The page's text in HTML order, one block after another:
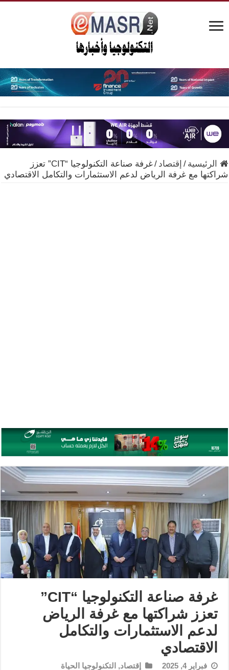
الرئيسية / إقتصاد /
غرفة صناعة التكنولوجيا “CIT” تعزز
شراكتها مع غرفة الرياض لدعم الاستثمارات والتكامل الاقتصادي
غرفة صناعة التكنولوجيا “CIT”
تعزز شراكتها مع غرفة الرياض
لدعم الاستثمارات والتكامل
الاقتصادي
فبراير 4, 2025 إقتصاد, التكنولوجيا الحياة